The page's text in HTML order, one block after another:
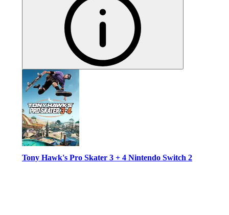
Tony Hawk's Pro Skater 3 + 4 Nintendo Switch 2